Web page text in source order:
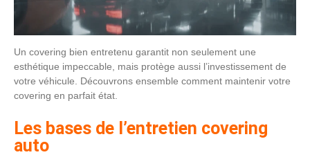
Un covering bien entretenu garantit non seulement une
esthétique impeccable, mais protège aussi l’investissement de
votre véhicule. Découvrons ensemble comment maintenir votre
covering en parfait état.
Les bases de l’entretien covering
auto